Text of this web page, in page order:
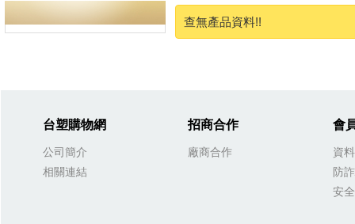
查無產品資料!!
台塑購物網
公司簡介
相關連結
招商合作
廠商合作
會
資
防
安